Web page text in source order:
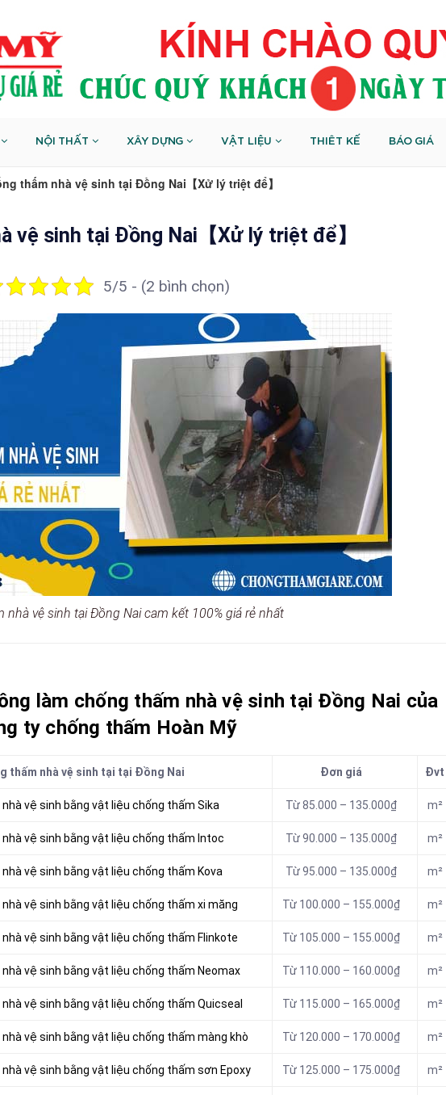
NỘI THẤT XÂY DỰNG VẬT LIỆU THIÊT KẾ BÁO GIÁ
thấm nhà vệ sinh tại Đồng Nai【Xử lý triệt để】
vệ sinh tại Đồng Nai【Xử lý triệt để】
5/5 - (2 bình chọn)
nhà vệ sinh tại Đồng Nai cam kết 100% giá rẻ nhất
làm chống thấm nhà vệ sinh tại Đồng Nai của
ty chống thấm Hoàn Mỹ
thấm nhà vệ sinh tại tại Đồng Nai Đơn giá Đvt
vệ sinh bằng vật liệu chống thấm Sika Từ 85.000 – 135.000₫ m²
vệ sinh bằng vật liệu chống thấm Intoc Từ 90.000 – 135.000₫ m²
vệ sinh bằng vật liệu chống thấm Kova Từ 95.000 – 135.000₫ m²
vệ sinh bằng vật liệu chống thấm xi măng Từ 100.000 – 155.000₫ m²
vệ sinh bằng vật liệu chống thấm Flinkote Từ 105.000 – 155.000₫ m²
vệ sinh bằng vật liệu chống thấm Neomax Từ 110.000 – 160.000₫ m²
vệ sinh bằng vật liệu chống thấm Quicseal Từ 115.000 – 165.000₫ m²
vệ sinh bằng vật liệu chống thấm màng khò Từ 120.000 – 170.000₫ m²
vệ sinh bằng vật liệu chống thấm sơn Epoxy Từ 125.000 – 175.000₫ m²